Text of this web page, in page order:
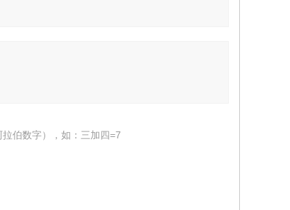
伯数字），如：三加四=7